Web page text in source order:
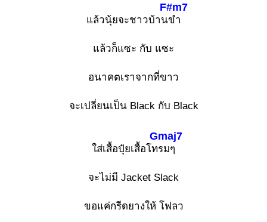
แล้วนุ้ยจะชาวบ้าน
F#m7
ขำ
แล้วก็แซะ กับ แซะ
อนาคตเราจากที่ขาว
จะเปลี่ยนเป็น Black กับ Black
ใส่เสื้อปุ๋ยเสื้อโท
Gmaj7
รมๆ
จะไม่มี Jacket Slack
ขอแค่กรีดยางให้ โฟลว